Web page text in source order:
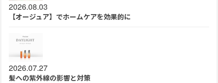
2026.08.03
【オージュア】でホームケアを効果的に
2026.07.27
髪への紫外線の影響と対策